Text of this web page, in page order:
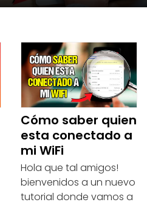
Cómo saber quien
esta conectado a
mi WiFi
Hola que tal amigos!
bienvenidos a un nuevo
tutorial donde vamos a